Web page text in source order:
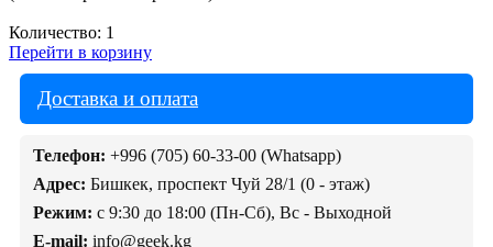
Количество: 1
Перейти в корзину
Доставка и оплата
Телефон: +996 (705) 60-33-00 (Whatsapp)
Адрес: Бишкек, проспект Чуй 28/1 (0 - этаж)
Режим: с 9:30 до 18:00 (Пн-Сб), Вс - Выходной
E-mail: info@geek.kg